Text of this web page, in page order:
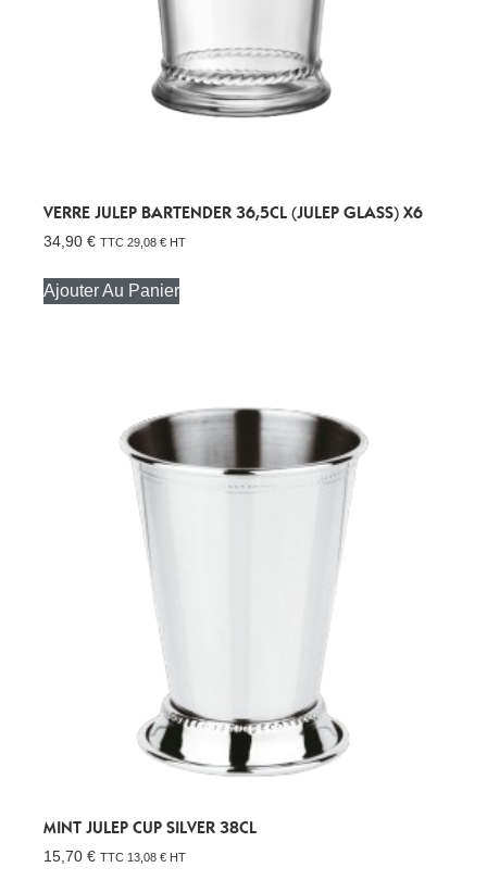
VERRE JULEP BARTENDER 36,5CL (JULEP GLASS) X6
34,90 € TTC 29,08 € HT
Ajouter Au Panier
MINT JULEP CUP SILVER 38CL
15,70 € TTC 13,08 € HT